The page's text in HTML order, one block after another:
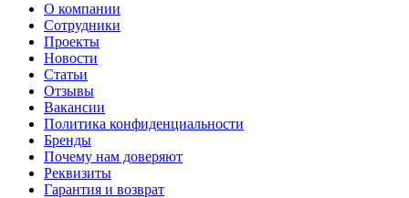
О компании
Сотрудники
Проекты
Новости
Статьи
Отзывы
Вакансии
Политика конфиденциальности
Бренды
Почему нам доверяют
Реквизиты
Гарантия и возврат